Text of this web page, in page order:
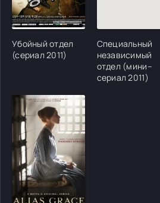
[/
Убойный отдел
(сериал 2011)
[/
Специальный
независимый
отдел (мини–
сериал 2011)